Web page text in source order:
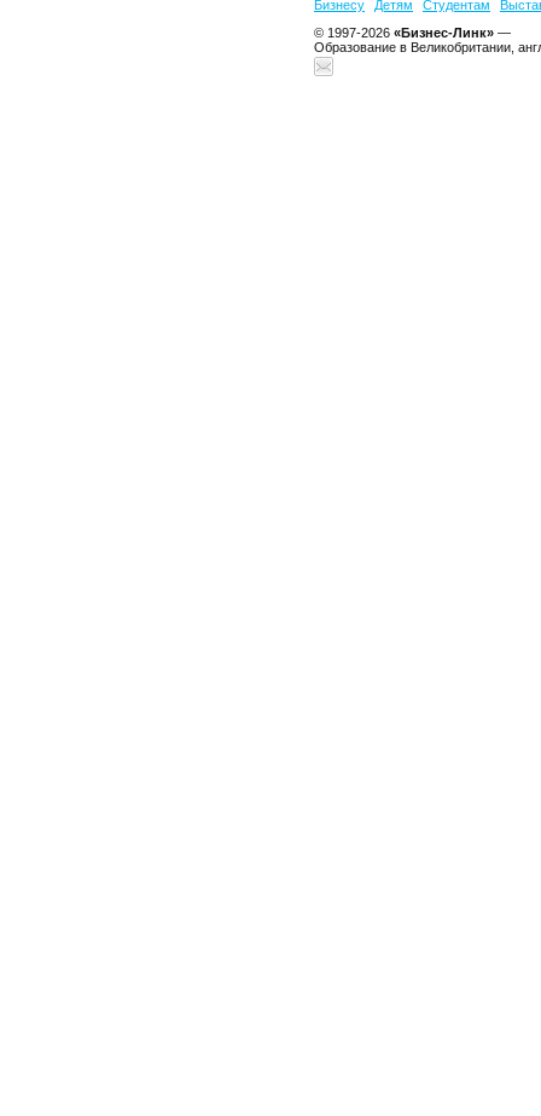
Бизнесу Детям Студентам
© 1997-2026 «Бизнес-Линк» —
Образование в Великобритании,